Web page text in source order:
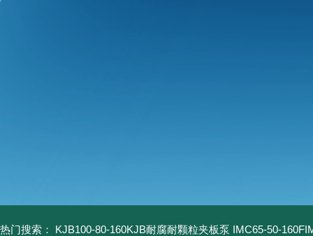
热门搜索： KJB100-80-160KJB耐腐耐颗粒夹板泵 IMC65-50-